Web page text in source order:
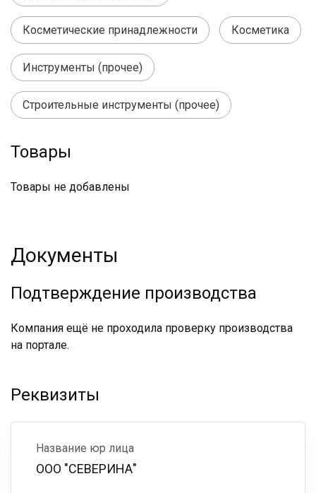
Косметические принадлежности Косметика
Инструменты (прочее)
Строительные инструменты (прочее)
Товары
Товары не добавлены
Документы
Подтверждение производства
Компания ещё не проходила проверку производства
на портале.
Реквизиты
Название юр лица
ООО "СЕВЕРИНА"